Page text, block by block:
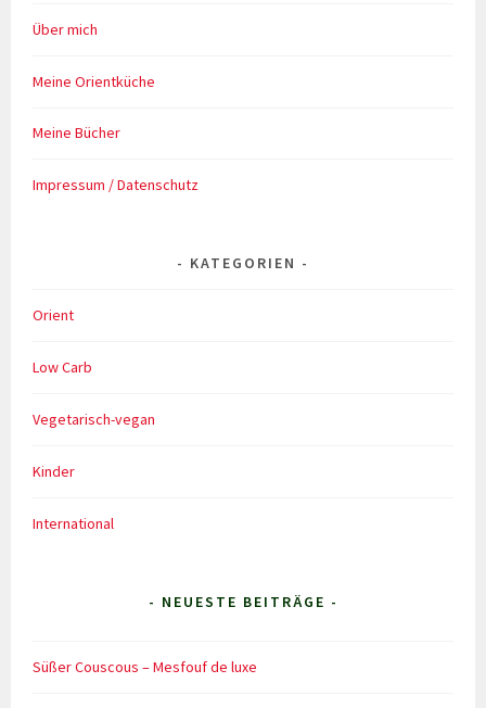
Über mich
Meine Orientküche
Meine Bücher
Impressum / Datenschutz
KATEGORIEN
Orient
Low Carb
Vegetarisch-vegan
Kinder
International
- NEUESTE BEITRÄGE -
Süßer Couscous – Mesfouf de luxe